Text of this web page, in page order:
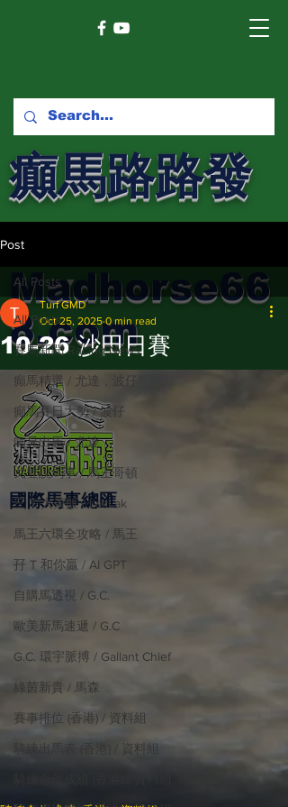
癲馬路路發
馬網
Madhorse66
8.com
國際​馬事總匯
Post
All Posts
賽馬新聞 Racing News
癲馬精選 / 尤達，波仔
癲馬賽日大勢 / 波仔
師兄出馬 / 尤達
戈登說馬事 / 馬王哥頓
三 T 大茶飯 / LakLak
馬王六環全攻略 / 馬王
孖 T 和你贏 / AI GPT
自購馬透視 / G.C.
歐美新馬速遞 / G.C
G.C. 環宇脈搏 / Gallant Chief
綠茵新貴 / 馬森
賽事排位 (香港) / 資料組
騎練出馬表 (香港) / 資料組
All Posts
10-26 沙田日賽
Turf GMD
Oct 25, 2025 0 min read